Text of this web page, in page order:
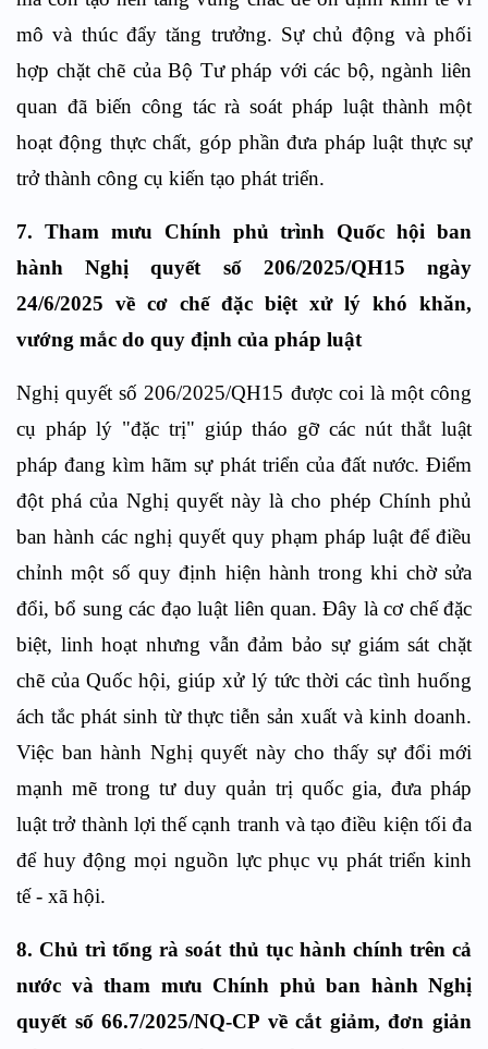
mô và thúc đẩy tăng trưởng. Sự chủ động và phối
hợp chặt chẽ của Bộ Tư pháp với các bộ, ngành liên
quan đã biến công tác rà soát pháp luật thành một
hoạt động thực chất, góp phần đưa pháp luật thực sự
trở thành công cụ kiến tạo phát triển.
7. Tham mưu Chính phủ trình Quốc hội ban
hành Nghị quyết số 206/2025/QH15 ngày
24/6/2025 về cơ chế đặc biệt xử lý khó khăn,
vướng mắc do quy định của pháp luật
Nghị quyết số 206/2025/QH15 được coi là một công
cụ pháp lý "đặc trị" giúp tháo gỡ các nút thắt luật
pháp đang kìm hãm sự phát triển của đất nước. Điểm
đột phá của Nghị quyết này là cho phép Chính phủ
ban hành các nghị quyết quy phạm pháp luật để điều
chỉnh một số quy định hiện hành trong khi chờ sửa
đổi, bổ sung các đạo luật liên quan. Đây là cơ chế đặc
biệt, linh hoạt nhưng vẫn đảm bảo sự giám sát chặt
chẽ của Quốc hội, giúp xử lý tức thời các tình huống
ách tắc phát sinh từ thực tiễn sản xuất và kinh doanh.
Việc ban hành Nghị quyết này cho thấy sự đổi mới
mạnh mẽ trong tư duy quản trị quốc gia, đưa pháp
luật trở thành lợi thế cạnh tranh và tạo điều kiện tối đa
để huy động mọi nguồn lực phục vụ phát triển kinh
tế - xã hội.
8. Chủ trì tổng rà soát thủ tục hành chính trên cả
nước và tham mưu Chính phủ ban hành Nghị
quyết số 66.7/2025/NQ-CP về cắt giảm, đơn giản